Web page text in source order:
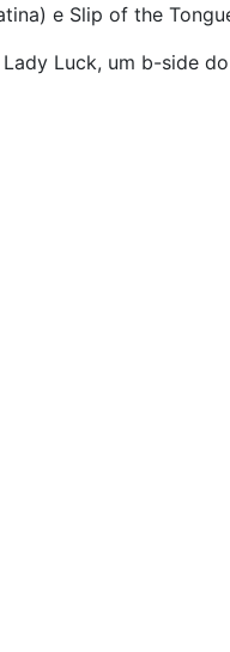
e Slip of the
Luck, um b-side